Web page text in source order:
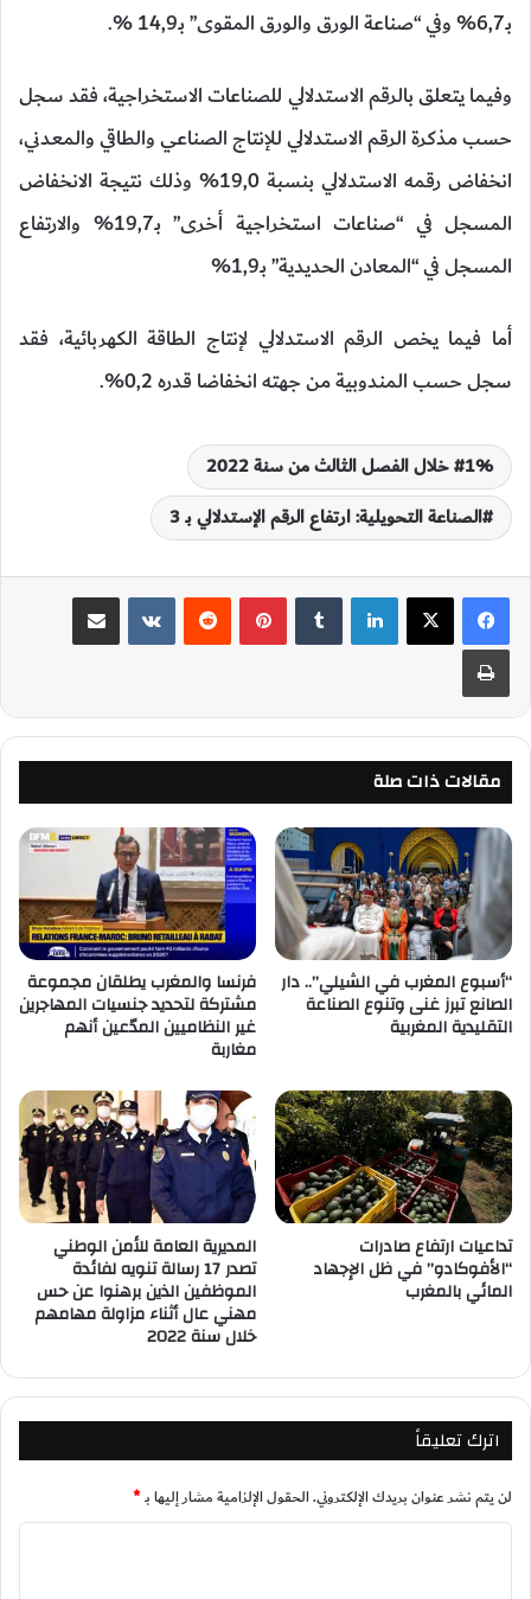
بـ6,7% وفي “صناعة الورق والورق المقوى” بـ14,9 %.
وفيما يتعلق بالرقم الاستدلالي للصناعات الاستخراجية، فقد سجل
حسب مذكرة الرقم الاستدلالي للإنتاج الصناعي والطاقي والمعدني،
انخفاض رقمه الاستدلالي بنسبة 19,0% وذلك نتيجة الانخفاض
المسجل في “صناعات استخراجية أخرى” بـ19,7% والارتفاع
المسجل في “المعادن الحديدية” بـ1,9%
أما فيما يخص الرقم الاستدلالي لإنتاج الطاقة الكهربائية، فقد
سجل حسب المندوبية من جهته انخفاضا قدره 0,2%.
1% خلال الفصل الثالث من سنة 2022
الصناعة التحويلية: ارتفاع الرقم الإستدلالي بـ 3
لينكدإن بينتيريست
مقالات ذات صلة
“أسبوع المغرب في الشيلي”.. دار
الصانع تبرز غنى وتنوع الصناعة
التقليدية المغربية
فرنسا والمغرب يطلقان مجموعة
مشتركة لتحديد جنسيات المهاجرين
غير النظاميين المدّعين أنهم
مغاربة
تداعيات ارتفاع صادرات
“الأفوكادو” في ظل الإجهاد
المائي بالمغرب
المديرية العامة للأمن الوطني
تصدر 17 رسالة تنويه لفائدة
الموظفين الذين برهنوا عن حس
مهني عال أثناء مزاولة مهامهم
خلال سنة 2022
اترك تعليقاً
لن يتم نشر عنوان بريدك الإلكتروني.الحقول الإلزامية مشار إليها بـ*